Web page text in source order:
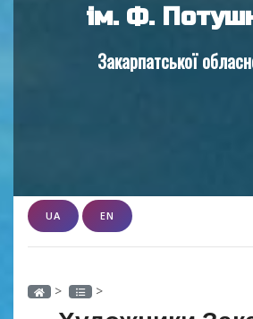
ім. Ф.
Закарпатської
UA EN
> >